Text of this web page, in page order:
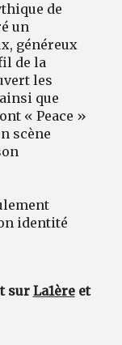
de
un
généreux
de la
les
ainsi que
« Peace »
scène
identité
sur La1èreet